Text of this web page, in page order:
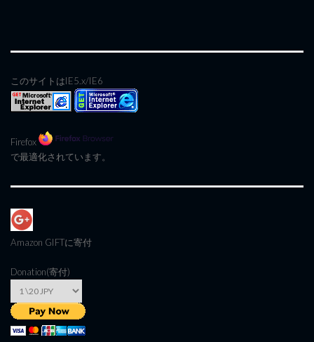
このサイトはIE5.x/IE6
Firefox
で最適化されています。
Amazon GIFTに寄付
Donation(寄付)